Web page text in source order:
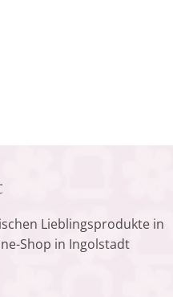
Lieblingsprodukte in
Shop in Ingolstadt